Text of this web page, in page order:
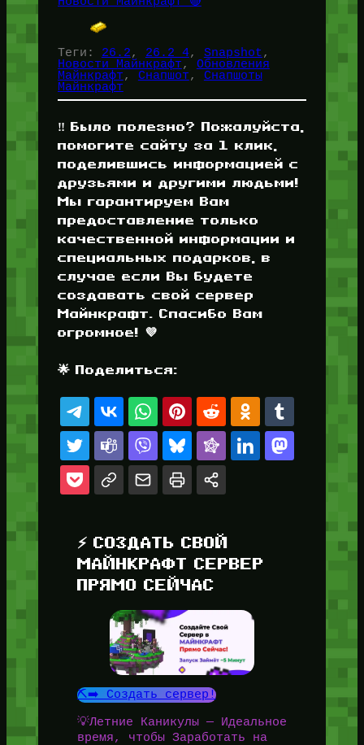
Теги: 26.2, 26.2 4, Snapshot
Новости Майнкрафт, Обновления
Майнкрафт, Снапшот, Снапшоты
Майнкрафт
‼️ Было полезно? Пожалуйста,
помогите сайту за 1 клик,
поделившись информацией с
друзьями и другими людьми!
Мы гарантируем Вам
предоставление только
качественной информации и
специальных подарков, в
случае если Вы будете
создавать свой сервер
Майнкрафт. Спасибо Вам
огромное! 💜
🌟 Поделиться:
⚡ СОЗДАТЬ СВОЙ
МАЙНКРАФТ СЕРВЕР
ПРЯМО СЕЙЧАС
⛏️➡️ Создать сервер!
💡Летние Каникулы — Идеальное
время, чтобы Заработать на